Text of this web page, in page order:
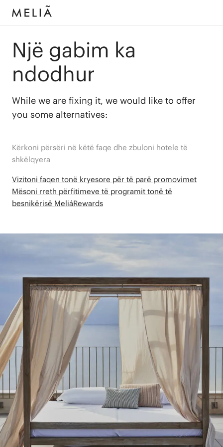
Një gabim ka
ndodhur
While we are fixing it, we would like to offer
you some alternatives:
Kërkoni përsëri në këtë faqe dhe zbuloni hotele të
shkëlqyera
Vizitoni faqen tonë kryesore për të parë promovimet
Mësoni rreth përfitimeve të programit tonë të
besnikërisë MeliáRewards